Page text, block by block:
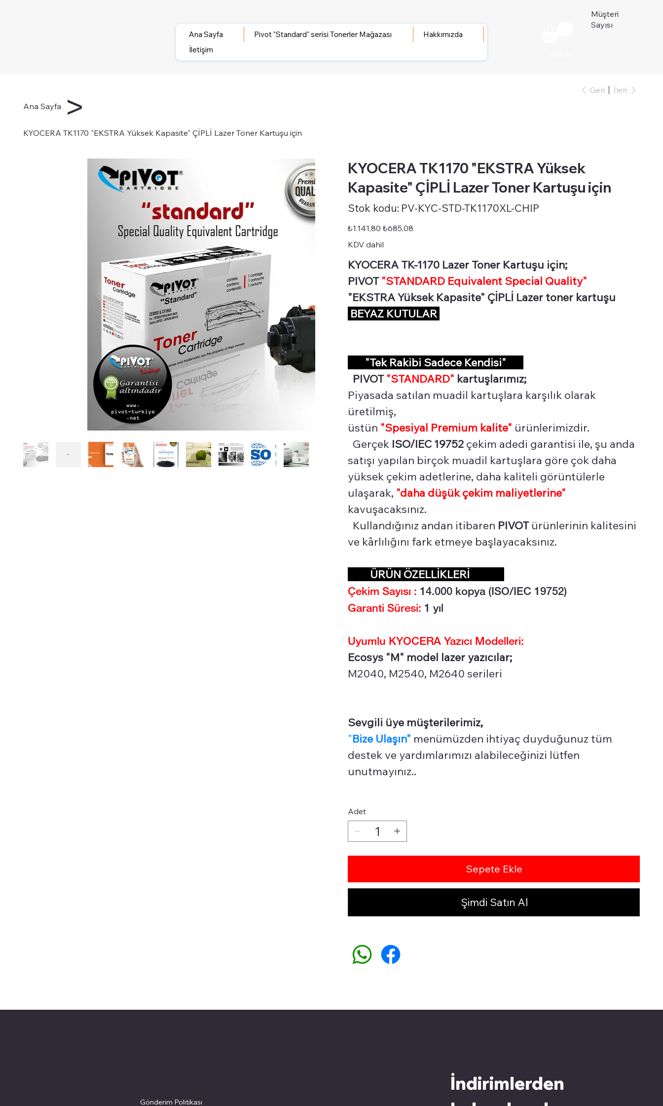
Ana Sayfa Pivot "Standard" serisi Tonerler Mağazası
Hakkımızda
İletişim
Müşteri
Sayısı
Ana Sayfa >
KYOCERA TK1170 "EKSTRA Yüksek Kapasite" ÇİPLİ Lazer Toner Kartuşu için
Geri İleri
KYOCERA TK1170 "EKSTRA Yüksek
Kapasite" ÇİPLİ Lazer Toner Kartuşu için
Stok kodu:
kodu:
STD-
TK1170XL-
PV-KYC-STD-TK1170XL-CHIP
Orijinal
fiyat
₺1.141,80 İndirimli
fiyat
₺685,08
KDV dahil
KYOCERA TK-1170 Lazer Toner Kartuşu için;
PIVOT "STANDARD Equivalent Special Quality"
"EKSTRA Yüksek Kapasite" ÇİPLİ Lazer toner kartuşu
BEYAZ KUTULAR
"Tek Rakibi Sadece Kendisi"
PIVOT "STANDARD" kartuşlarımız;
Piyasada satılan muadil kartuşlara karşılık olarak
üretilmiş,
üstün "Spesiyal Premium kalite" ürünlerimizdir.
Gerçek ISO/IEC 19752 çekim adedi garantisi ile, şu anda
satışı yapılan birçok muadil kartuşlara göre çok daha
yüksek çekim adetlerine, daha kaliteli görüntülerle
ulaşarak, "daha düşük çekim maliyetlerine"
kavuşacaksınız.
Kullandığınız andan itibaren PIVOTürünlerinin kalitesini
ve kârlılığını fark etmeye başlayacaksınız.
ÜRÜN ÖZELLİKLERİ
Çekim Sayısı : 14.000 kopya (ISO/IEC 19752)
Garanti Süresi: 1 yıl
Uyumlu KYOCERA Yazıcı Modelleri:
Ecosys "M" model lazer yazıcılar;
M2040, M2540, M2640 serileri
Sevgili üye müşterilerimiz,
"Bize Ulaşın" menümüzden ihtiyaç duyduğunuz tüm
destek ve yardımlarımızı alabileceğinizi lütfen
unutmayınız..
Adet
Sepete Ekle
Şimdi Satın Al
Gönderim Politikası
İndirimlerden